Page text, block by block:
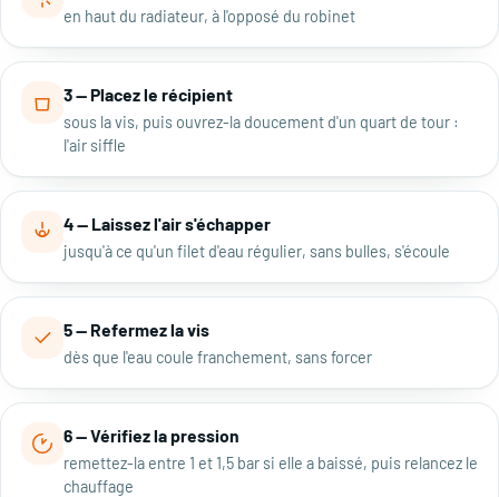
en haut du radiateur, à l'opposé du robinet
3 — Placez le récipient
sous la vis, puis ouvrez-la doucement d'un quart de tour :
l'air siffle
4 — Laissez l'air s'échapper
jusqu'à ce qu'un filet d'eau régulier, sans bulles, s'écoule
5 — Refermez la vis
dès que l'eau coule franchement, sans forcer
6 — Vérifiez la pression
remettez-la entre 1 et 1,5 bar si elle a baissé, puis relancez le
chauffage